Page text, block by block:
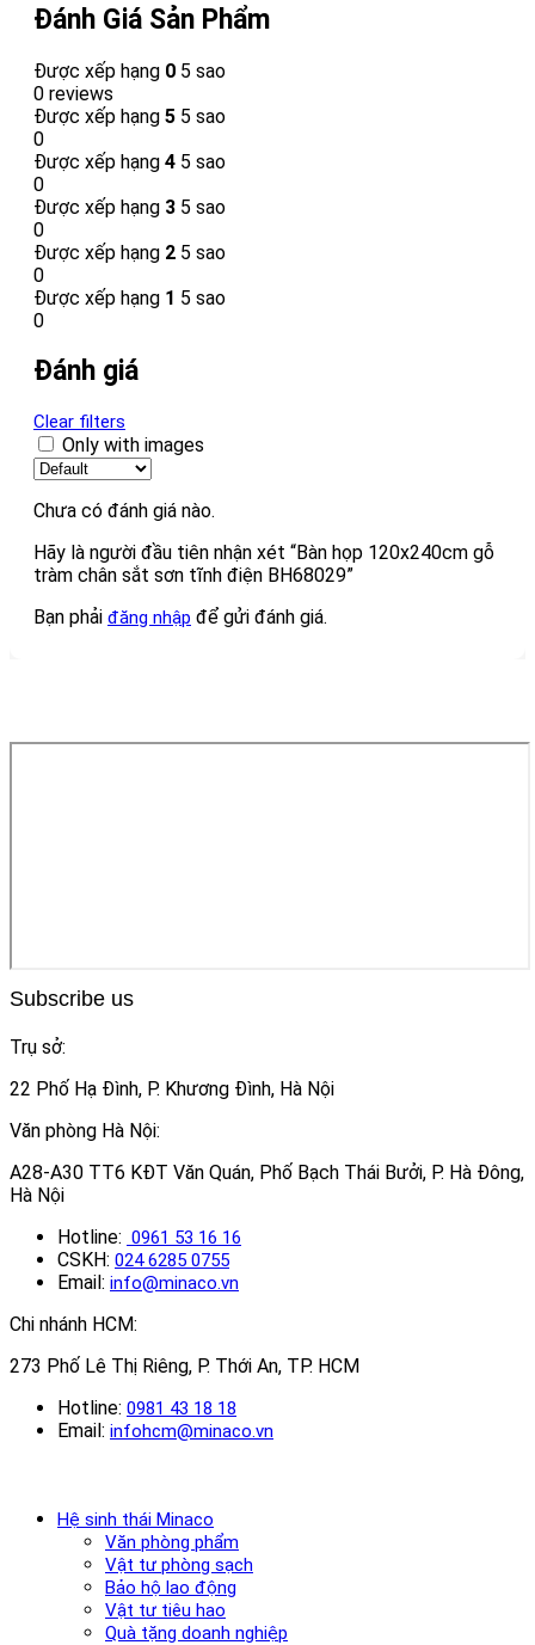
Đánh Giá Sản Phẩm
Được xếp hạng 0 5 sao
0 reviews
Được xếp hạng 5 5 sao
0
Được xếp hạng 4 5 sao
0
Được xếp hạng 3 5 sao
0
Được xếp hạng 2 5 sao
0
Được xếp hạng 1 5 sao
0
Đánh giá
Clear filters
Only with images
Chưa có đánh giá nào.
Hãy là người đầu tiên nhận xét “Bàn họp 120x240cm gỗ
tràm chân sắt sơn tĩnh điện BH68029”
Bạn phải đăng nhập để gửi đánh giá.
Subscribe us
Trụ sở:
22 Phố Hạ Đình, P. Khương Đình, Hà Nội
Văn phòng Hà Nội:
A28-A30 TT6 KĐT Văn Quán, Phố Bạch Thái Bưởi, P. Hà Đông,
Hà Nội
Hotline: 0961 53 16 16
CSKH: 024 6285 0755
Email: info@minaco.vn
Chi nhánh HCM:
273 Phố Lê Thị Riêng, P. Thới An, TP. HCM
Hotline: 0981 43 18 18
Email: infohcm@minaco.vn
Hệ sinh thái Minaco
Văn phòng phẩm
Vật tư phòng sạch
Bảo hộ lao động
Vật tư tiêu hao
Quà tặng doanh nghiệp